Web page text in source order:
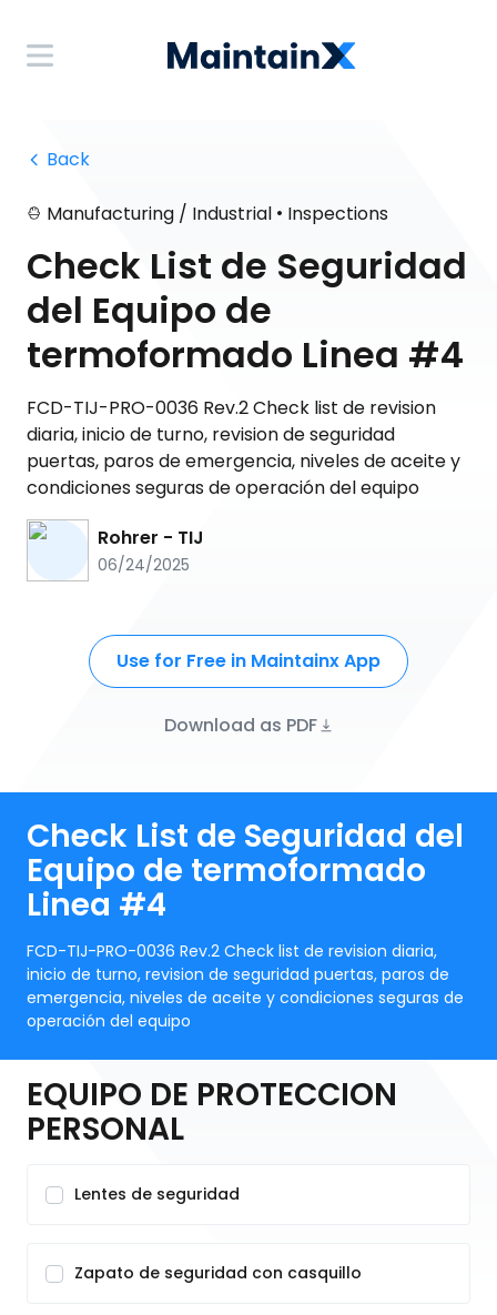
Back
Manufacturing / Industrial • Inspections
Check List de Seguridad
del Equipo de
termoformado Linea #4
FCD-TIJ-PRO-0036 Rev.2 Check list de revision
diaria, inicio de turno, revision de seguridad
puertas, paros de emergencia, niveles de aceite y
condiciones seguras de operación del equipo
Rohrer - TIJ
06/24/2025
Use for Free in Maintainx App
Download as PDF
Check List de Seguridad del
Equipo de termoformado
Linea #4
FCD-TIJ-PRO-0036 Rev.2 Check list de revision diaria,
inicio de turno, revision de seguridad puertas, paros de
emergencia, niveles de aceite y condiciones seguras de
operación del equipo
EQUIPO DE PROTECCION
PERSONAL
Lentes de seguridad
Zapato de seguridad con casquillo